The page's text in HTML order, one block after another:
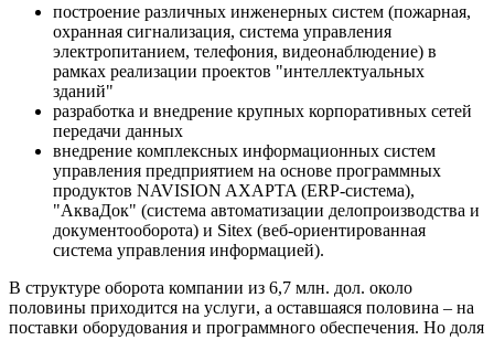
построение различных инженерных систем (пожарная,
охранная сигнализация, система управления
электропитанием, телефония, видеонаблюдение) в
рамках реализации проектов "интеллектуальных
зданий"
разработка и внедрение крупных корпоративных сетей
передачи данных
внедрение комплексных информационных систем
управления предприятием на основе программных
продуктов NAVISION AXAPTA (ERP-система),
"АкваДок" (система автоматизации делопроизводства и
документооборота) и Sitex (веб-ориентированная
система управления информацией).
В структуре оборота компании из 6,7 млн. дол. около
половины приходится на услуги, а оставшаяся половина – на
поставки оборудования и программного обеспечения. Но доля